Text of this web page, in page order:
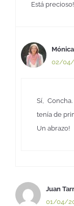
Está
02/04/
Sí,
tenía de
Un abrazo!
Juan
01/04/